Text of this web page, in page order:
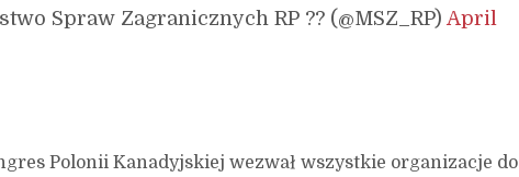
Spraw Zagranicznych RP ?? (@MSZ_RP)April
Polonii Kanadyjskiej wezwał wszystkie organizacje do